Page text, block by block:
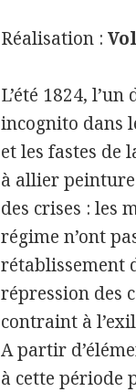
Réalisation :
L’été 1824,
incognito dans
et les fastes de
à allier
des crises : les
régime n’ont
rétablissement
répression des
contraint à
A partir
à cette période